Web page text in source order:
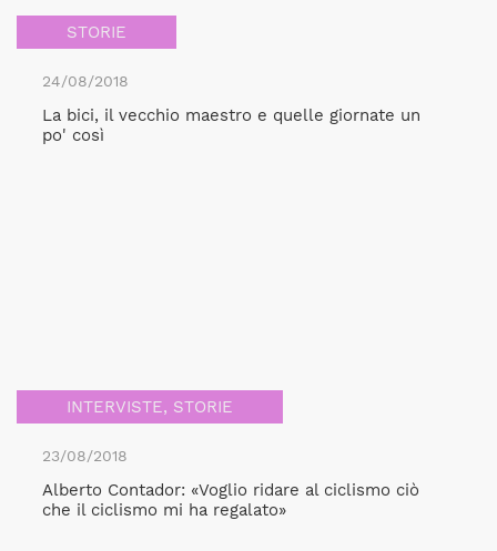
STORIE
24/08/2018
La bici, il vecchio maestro e quelle giornate un
po' così
INTERVISTE, STORIE
23/08/2018
Alberto Contador: «Voglio ridare al ciclismo ciò
che il ciclismo mi ha regalato»